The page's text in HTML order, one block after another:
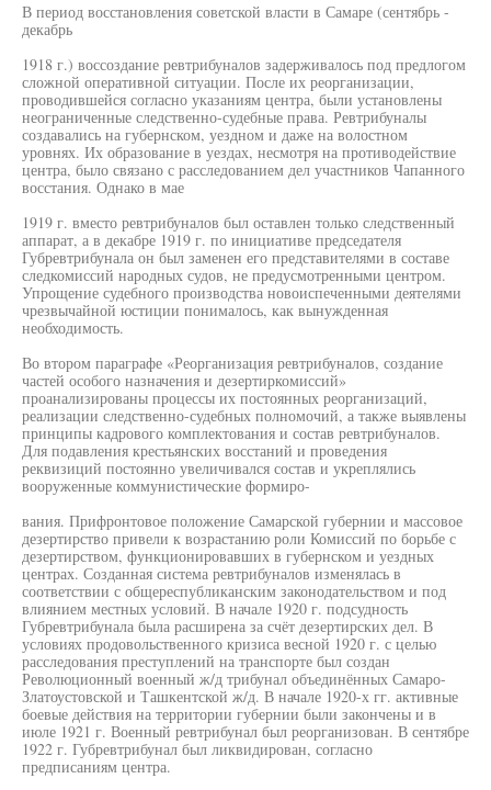
В период восстановления советской власти в Самаре (сентябрь -
декабрь
1918 г.) воссоздание ревтрибуналов задерживалось под предлогом
сложной оперативной ситуации. После их реорганизации,
проводившейся согласно указаниям центра, были установлены
неограниченные следственно-судебные права. Ревтрибуналы
создавались на губернском, уездном и даже на волостном
уровнях. Их образование в уездах, несмотря на противодействие
центра, было связано с расследованием дел участников Чапанного
восстания. Однако в мае
1919 г. вместо ревтрибуналов был оставлен только следственный
аппарат, а в декабре 1919 г. по инициативе председателя
Губревтрибунала он был заменен его представителями в составе
следкомиссий народных судов, не предусмотренными центром.
Упрощение судебного производства новоиспеченными деятелями
чрезвычайной юстиции понималось, как вынужденная
необходимость.
Во втором параграфе «Реорганизация ревтрибуналов, создание
частей особого назначения и дезертиркомиссий»
проанализированы процессы их постоянных реорганизаций,
реализации следственно-судебных полномочий, а также выявлены
принципы кадрового комплектования и состав ревтрибуналов.
Для подавления крестьянских восстаний и проведения
реквизиций постоянно увеличивался состав и укреплялись
вооруженные коммунистические формиро-
вания. Прифронтовое положение Самарской губернии и массовое
дезертирство привели к возрастанию роли Комиссий по борьбе с
дезертирством, функционировавших в губернском и уездных
центрах. Созданная система ревтрибуналов изменялась в
соответствии с общереспубликанским законодательством и под
влиянием местных условий. В начале 1920 г. подсудность
Губревтрибунала была расширена за счёт дезертирских дел. В
условиях продовольственного кризиса весной 1920 г. с целью
расследования преступлений на транспорте был создан
Революционный военный ж/д трибунал объединённых Самаро-
Златоустовской и Ташкентской ж/д. В начале 1920-х гг. активные
боевые действия на территории губернии были закончены и в
июле 1921 г. Военный ревтрибунал был реорганизован. В сентябре
1922 г. Губревтрибунал был ликвидирован, согласно
предписаниям центра.